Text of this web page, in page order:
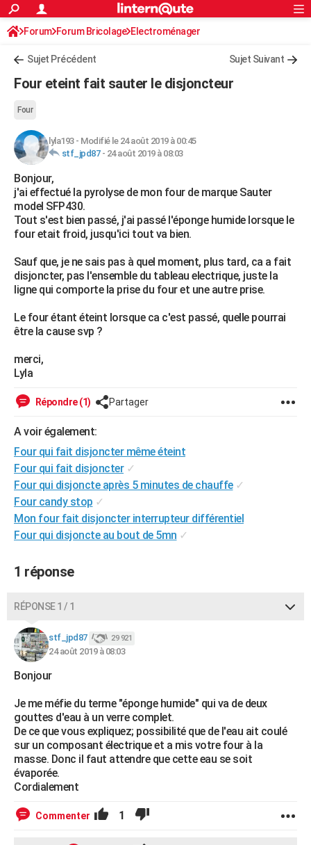
ACTUALITÉS
Politique
Société
Faits Divers
Education
Monde
Villes
+
AUTO
Essais
Réserver un essai
Citadines
Berlines
SUV
Forum auto
+HIGH-TECH
Mobiles
Meilleur smartphone
Internet
Ordinateurs
Jeux vidéo
Guide high-tech
+BRICOLAGE
Forum
Aménagement intérieur
Extérieur
Cuisine
Salle de bains
Jardinage
Rangement
WEEK-END
Guides de France
Escapades
Patrimoine
Expositions
Musées
Week-end nature
+
Art de vivre
Bien-être
Loisirs
Mode
Modes de vie
SANTE
Alimentation
Guide de la santé
Maladies
Médicaments
Sommeil
Destinations
City break
Voyage nature
Voyage de noces
Forum
Climat
+PHOTO
GUIDES D'ACHAT
Carte de Noël
Carte Bonne année
Carte Saint-Valentin
Carte Pâques
Carte d'anniversaire
DICTIONNAIRE
Dictionnaire
Biographies
Citations
Expressions
Proverbes
PROGRAMME TV
COPAINS D'AVANT
S'inscrire
Se connecter
Lycées
Collèges
Primaires
Universités
Entreprises
Service militaire
Avis de recherche
AVIS DE DÉCÈS
Bricolage
Lifestyle
Culture
Sport
Auto
Television
Voyage
Cinema
S'inscrire
Connexion
Forum Forum Bricolage Electroménager
Sujet Précédent Sujet Suivant
Four eteint fait sauter le disjoncteur
Four
lyla193- Modifié le 24 août 2019 à 00:45
stf_jpd87- 24 août 2019 à 08:03
Bonjour,
j'ai effectué la pyrolyse de mon four de marque Sauter
model SFP430.
Tout s'est bien passé, j'ai passé l'éponge humide lorsque le
four etait froid, jusqu'ici tout va bien.
Sauf que, je ne sais pas à quel moment, plus tard, ca a fait
disjoncter, pas l'ensemble du tableau electrique, juste la
ligne qui comporte la prise du four et une autre prise.
Le four étant éteint lorsque ca c'est passé, quelle pourrai
être la cause svp ?
merci,
Lyla
Répondre (1) Partager
A voir également:
Four qui fait disjoncter même éteint
Four qui fait disjoncter ✓
Four qui disjoncte après 5 minutes de chauffe ✓
Four candy stop ✓
Mon four fait disjoncter interrupteur différentiel
Four qui disjoncte au bout de 5mn ✓
1 réponse
RÉPONSE 1 / 1
stf_jpd87 29 921
24 août 2019 à 08:03
Bonjour
Je me méfie du terme "éponge humide" qui va de deux
gouttes d'eau à un verre complet.
De ce que vous expliquez; possibilité que de l'eau ait coulé
sur un composant électrique et a mis votre four à la
masse. Donc il faut attendre que cette eau se soit
évaporée.
Cordialement
Commenter 1